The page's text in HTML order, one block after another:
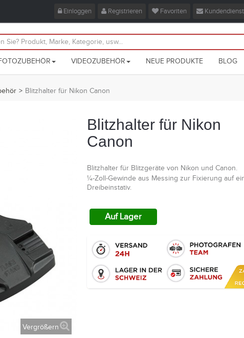
Einloggen Registrieren Favoriten Kundendienst
VIDEOZUBEHÖR NEUE PRODUKTE BLOG
> Blitzhalter für Nikon Canon
Vergrößern
Blitzhalter für Nikon
Canon
Blitzhalter für Blitzgeräte von Nikon und Canon.
¼-Zoll-Gewinde aus Messing zur Fixierung auf
Dreibeinstativ.
Auf Lager